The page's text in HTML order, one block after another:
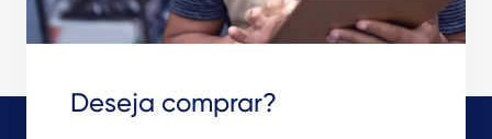
Deseja comprar?